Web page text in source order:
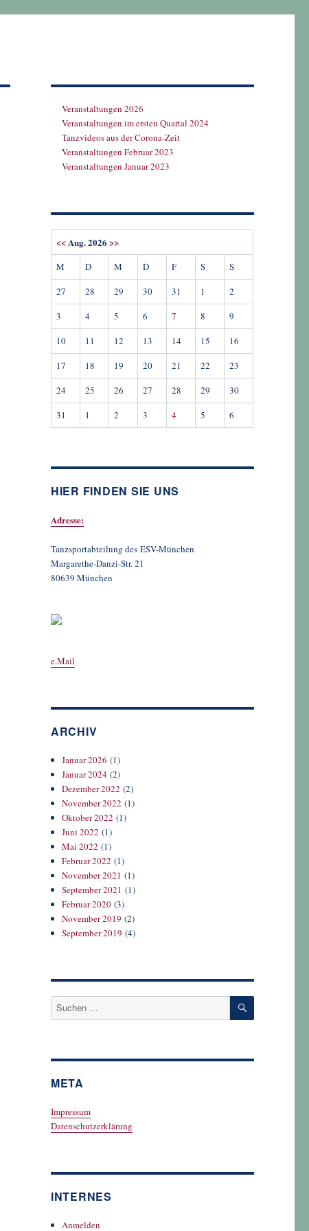
Veranstaltungen 2026
Veranstaltungen im ersten Quartal 2024
Tanzvideos aus der Corona-Zeit
Veranstaltungen Februar 2023
Veranstaltungen Januar 2023
<<Aug. 2026 >>
M D M D F S
S
27
28 29 30 31 1
2
3
4 5 6 7 8
9
10
11 12 13 14 15
16
17
18 19 20 21 22
23
24
25 26 27 28 29
30
31
1 2 3 4 5 6
HIER FINDEN SIE UNS
Adresse:
Tanzsportabteilung des ESV-München
Margarethe-Danzi-Str. 21
80639 München
e.Mail
ARCHIV
Januar 2026 (1)
Januar 2024 (2)
Dezember 2022 (2)
November 2022 (1)
Oktober 2022 (1)
Juni 2022 (1)
Mai 2022 (1)
Februar 2022 (1)
November 2021 (1)
September 2021 (1)
Februar 2020 (3)
November 2019 (2)
September 2019 (4)
Suchen
nach:
SUCHEN
META
Impressum
Datenschutzerklärung
INTERNES
Anmelden